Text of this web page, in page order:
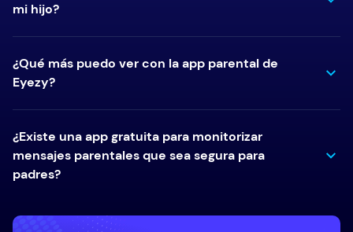
mi hijo?
¿Qué más puedo ver con la app parental de
Eyezy?
¿Existe una app gratuita para monitorizar
mensajes parentales que sea segura para
padres?